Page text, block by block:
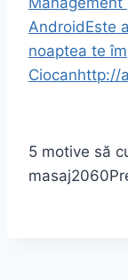
AndroidEste
noaptea te
Ciocanhttp://
5 motive să
masaj2060